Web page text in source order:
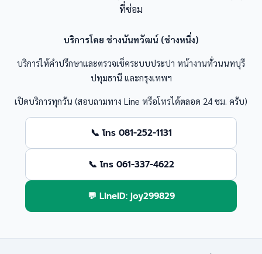
ที่ซ่อม
บริการโดย ช่างนันทวัฒน์ (ช่างหนึ่ง)
บริการให้คำปรึกษาและตรวจเช็คระบบประปา หน้างานทั่วนนทบุรี
ปทุมธานี และกรุงเทพฯ
เปิดบริการทุกวัน (สอบถามทาง Line หรือโทรได้ตลอด 24 ชม. ครับ)
📞 โทร 081-252-1131
📞 โทร 061-337-4622
💬 LineID: joy299829